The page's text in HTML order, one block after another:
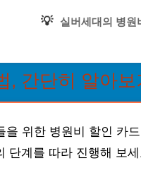
💡 실버세대의 병원
, 간단히 알아보
을 위한 병원비 할인 카
단계를 따라 진행해 보